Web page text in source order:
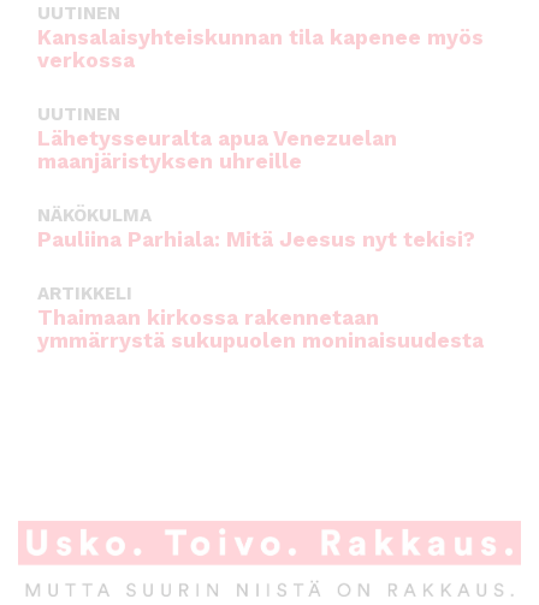
UUTINEN
Kansalaisyhteiskunnan tila kapenee myös
verkossa
UUTINEN
Lähetysseuralta apua Venezuelan
maanjäristyksen uhreille
NÄKÖKULMA
Pauliina Parhiala: Mitä Jeesus nyt tekisi?
ARTIKKELI
Thaimaan kirkossa rakennetaan
ymmärrystä sukupuolen moninaisuudesta